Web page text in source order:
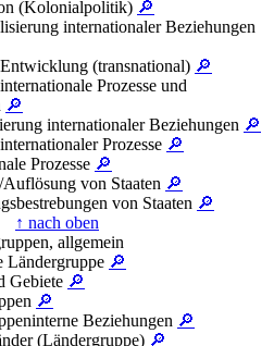
(Kolonialpolitik) 🔎
internationaler Beziehungen
(transnational) 🔎
Prozesse und
🔎
internationaler Beziehungen 🔎
Prozesse 🔎
Prozesse 🔎
von Staaten 🔎
von Staaten 🔎
↑ nach oben
allgemein
Ländergruppe 🔎
Gebiete 🔎
🔎
Beziehungen 🔎
(Ländergruppe) 🔎